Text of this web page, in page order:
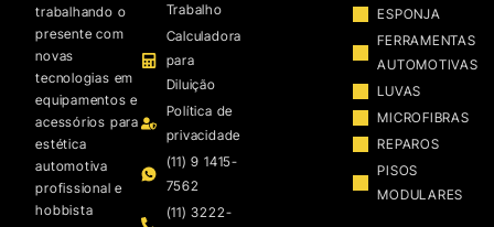
trabalhando o
presente com
novas
tecnologias em
equipamentos e
acessórios para
estética
automotiva
profissional e
hobbista
Trabalho
Calculadora
para
Diluição
Política de
privacidade
(11) 9 1415-
7562
(11) 3222-
ESPONJA
FERRAMENTAS
AUTOMOTIVAS
LUVAS
MICROFIBRAS
REPAROS
PISOS
MODULARES